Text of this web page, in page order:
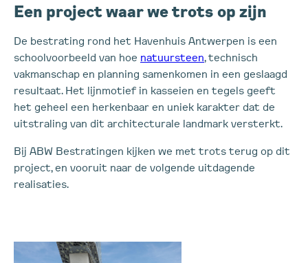
Een project waar we trots op zijn
De bestrating rond het Havenhuis Antwerpen is een
schoolvoorbeeld van hoe natuursteen, technisch
vakmanschap en planning samenkomen in een geslaagd
resultaat. Het lijnmotief in kasseien en tegels geeft
het geheel een herkenbaar en uniek karakter dat de
uitstraling van dit architecturale landmark versterkt.
Bij ABW Bestratingen kijken we met trots terug op dit
project, en vooruit naar de volgende uitdagende
realisaties.